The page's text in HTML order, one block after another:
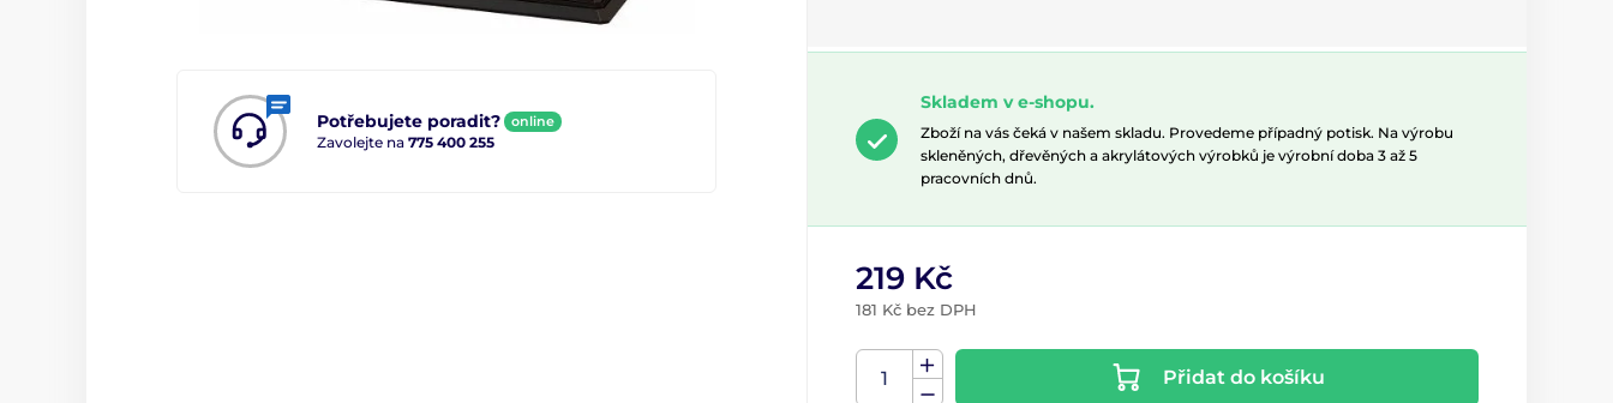
Potřebujete poradit? online
Zavolejte na 775 400 255
Skladem v e-shopu.
Zboží na vás čeká v našem skladu. Provedeme případný potisk. Na výrobu
skleněných, dřevěných a akrylátových výrobků je výrobní doba 3 až 5
pracovních dnů.
219 Kč
181 Kč bez DPH
Přidat do košíku